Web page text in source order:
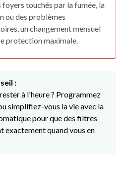
foyers touchés par la fumée, la
ou des problèmes
un changement mensuel
protection maximale.
:
à l'heure ? Programmez
simplifiez-vous la vie avec la
pour que des filtres
exactement quand vous en